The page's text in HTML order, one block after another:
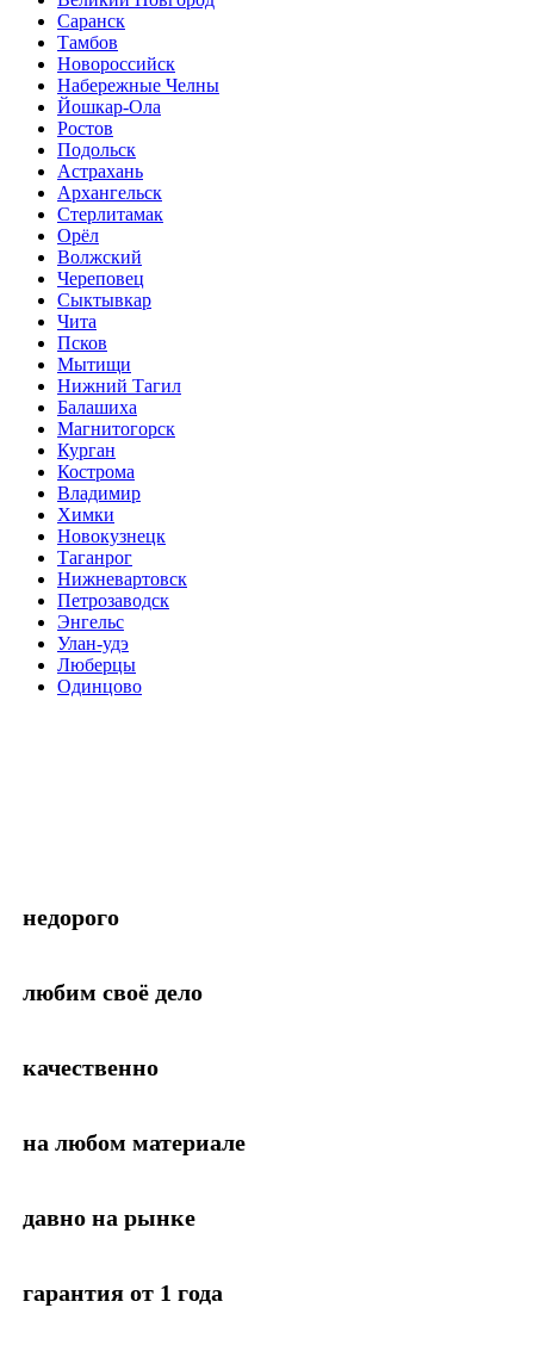
Саранск
Тамбов
Новороссийск
Набережные Челны
Йошкар-Ола
Ростов
Подольск
Астрахань
Архангельск
Стерлитамак
Орёл
Волжский
Череповец
Сыктывкар
Чита
Псков
Мытищи
Нижний Тагил
Балашиха
Магнитогорск
Курган
Кострома
Владимир
Химки
Новокузнецк
Таганрог
Нижневартовск
Петрозаводск
Энгельс
Улан-удэ
Люберцы
Одинцово
недорого
любим своё дело
качественно
на любом материале
давно на рынке
гарантия от 1 года